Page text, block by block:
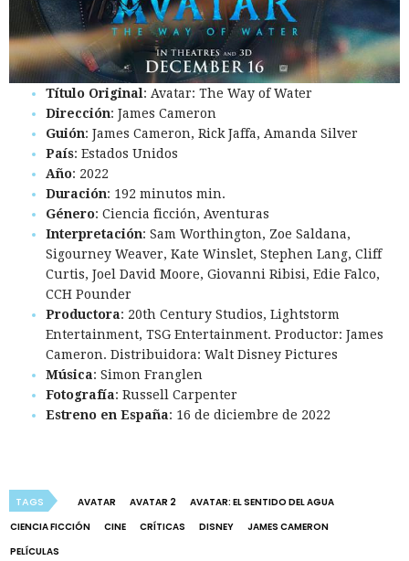
Título Original: Avatar: The Way of Water
Dirección: James Cameron
Guión: James Cameron, Rick Jaffa, Amanda Silver
País: Estados Unidos
Año: 2022
Duración: 192 minutos min.
Género: Ciencia ficción, Aventuras
Interpretación: Sam Worthington, Zoe Saldana,
Sigourney Weaver, Kate Winslet, Stephen Lang, Cliff
Curtis, Joel David Moore, Giovanni Ribisi, Edie Falco,
CCH Pounder
Productora: 20th Century Studios, Lightstorm
Entertainment, TSG Entertainment. Productor: James
Cameron. Distribuidora: Walt Disney Pictures
Música: Simon Franglen
Fotografía: Russell Carpenter
Estreno en España: 16 de diciembre de 2022
TAGS AVATAR AVATAR 2
AVATAR: EL SENTIDO DEL AGUA
CIENCIA FICCIÓN
CINE CRÍTICAS DISNEY
JAMES CAMERON
PELÍCULAS